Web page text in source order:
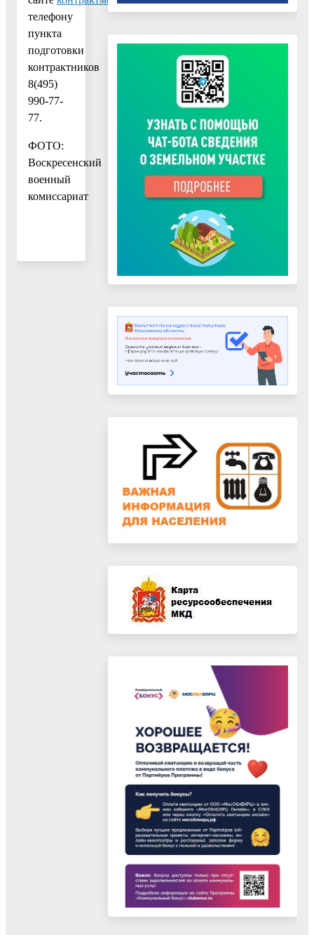
телефону
пункта
подготовки
контрактников
8(495)
990-77-
77.
ФОТО:
Воскресенский
военный
комиссариат